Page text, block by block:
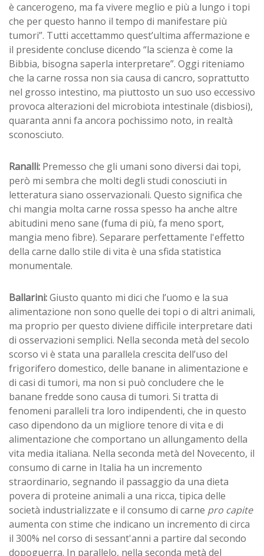
è cancerogeno, ma fa vivere meglio e più a lungo i topi
che per questo hanno il tempo di manifestare più
tumori”. Tutti accettammo quest’ultima affermazione e
il presidente concluse dicendo “la scienza è come la
Bibbia, bisogna saperla interpretare”. Oggi riteniamo
che la carne rossa non sia causa di cancro, soprattutto
nel grosso intestino, ma piuttosto un suo uso eccessivo
provoca alterazioni del microbiota intestinale (disbiosi),
quaranta anni fa ancora pochissimo noto, in realtà
sconosciuto.
Ranalli: Premesso che gli umani sono diversi dai topi,
però mi sembra che molti degli studi conosciuti in
letteratura siano osservazionali. Questo significa che
chi mangia molta carne rossa spesso ha anche altre
abitudini meno sane (fuma di più, fa meno sport,
mangia meno fibre). Separare perfettamente l'effetto
della carne dallo stile di vita è una sfida statistica
monumentale.
Ballarini:Giusto quanto mi dici che l’uomo e la sua
alimentazione non sono quelle dei topi o di altri animali,
ma proprio per questo diviene difficile interpretare dati
di osservazioni semplici. Nella seconda metà del secolo
scorso vi è stata una parallela crescita dell’uso del
frigorifero domestico, delle banane in alimentazione e
di casi di tumori, ma non si può concludere che le
banane fredde sono causa di tumori. Si tratta di
fenomeni paralleli tra loro indipendenti, che in questo
caso dipendono da un migliore tenore di vita e di
alimentazione che comportano un allungamento della
vita media italiana. Nella seconda metà del Novecento, il
consumo di carne in Italia ha un incremento
straordinario, segnando il passaggio da una dieta
povera di proteine animali a una ricca, tipica delle
società industrializzate e il consumo di carne pro capite
aumenta con stime che indicano un incremento di circa
il 300% nel corso di sessant'anni a partire dal secondo
dopoguerra. In parallelo, nella seconda metà del